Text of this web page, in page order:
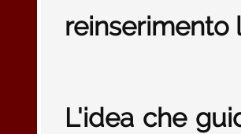
reinserimento
L'idea che